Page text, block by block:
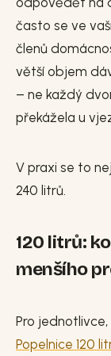
často se ve
členů
větší objem
– ne každý
překážela u
V praxi se to
240 litrů.
120 litrů:
menšího
Pro
Popelnice 120